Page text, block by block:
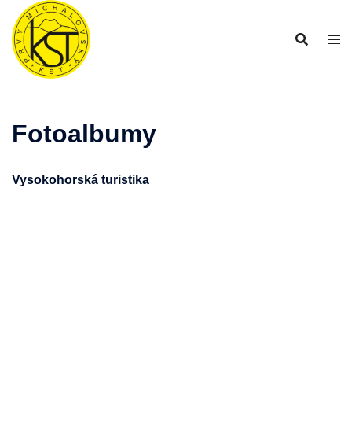
Preskočiť
obsah
Fotoalbumy
Vysokohorská turistika